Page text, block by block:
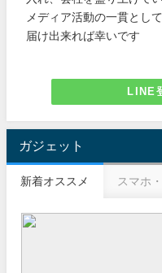
メディア活動の一貫とし
届け出来れば幸いです
LINE
ガジェット
新着オススメ スマホ